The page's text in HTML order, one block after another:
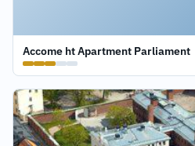
Accome ht Apartment Parliament